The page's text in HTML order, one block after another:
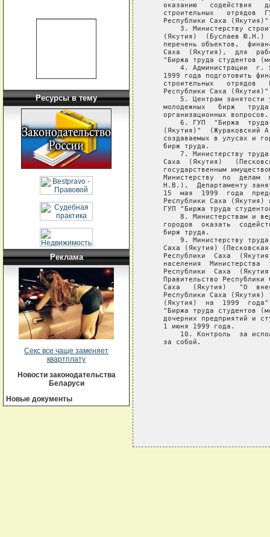
Ресурсы в тему
Реклама
Секс все чаще заменяет
квартплату
Новости законодательства
Беларуси
Новые документы
оказанию   содействия
строительных   отрядов
Республики Саха
3. Министерству
(Якутия)  (Буслаев Ю.Н.)
перечень объектов,
Саха  (Якутия),  для
"Биржа труда студентов
4. Администрации  г.
1999 года подготовить
строительных   отрядов
Республики Саха
5. Центрам занятости
молодежных   бирж
   организационных вопросов.
6. ГУП  "Биржа
(Якутия)"  (Жураковский
создаваемых в улусах и
   бирж труда.
7. Министерству
Саха  (Якутия)
государственным
Министерству  по  делам
Н.В.),  Департаменту
15  мая  1999  года
Республики Саха (Якутия)
ГУП "Биржа труда
8. Министерствам и
городов  оказать
   бирж труда.
9. Министерству
Саха (Якутия)
Республики  Саха
населения  Министерства
Республики  Саха
Правительство Республики
Саха   (Якутия)   "О
Республики Саха (Якутия)
(Якутия)  на  1999
"Биржа труда студентов
дочерних предприятий и
   1 июня 1999 года.
10. Контроль  за
   за собой.